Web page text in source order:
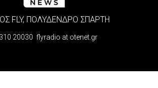
FLY, ΠΟΛΥΔΕΝΔΡΟ ΣΠΑΡΤΗ
20030 flyradio at otenet.gr